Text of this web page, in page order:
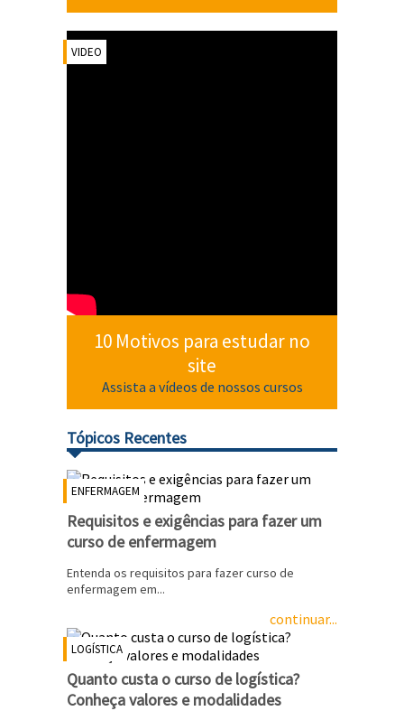
VIDEO
10 Motivos para estudar no
site
Assista a vídeos de nossos cursos
Tópicos Recentes
ENFERMAGEM
Requisitos e exigências para fazer um
curso de enfermagem
Entenda os requisitos para fazer curso de
enfermagem em...
continuar...
LOGÍSTICA
Quanto custa o curso de logística?
Conheça valores e modalidades